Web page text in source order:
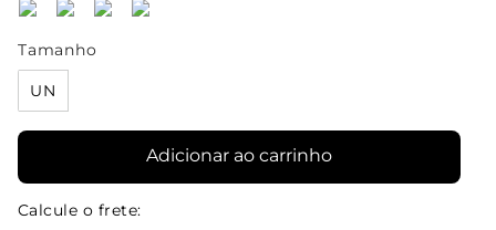
Tamanho
UN
Adicionar ao carrinho